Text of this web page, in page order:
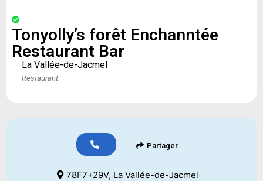
Tonyolly’s forêt Enchanntée
Restaurant Bar
La Vallée-de-Jacmel
Restaurant
Partager
78F7+29V, La Vallée-de-Jacmel